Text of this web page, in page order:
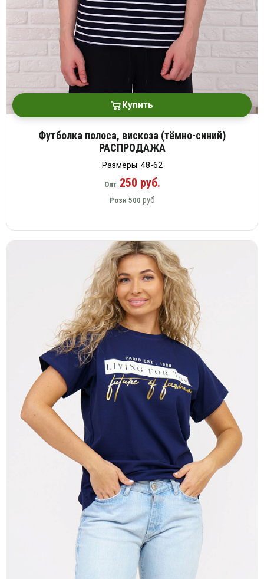
Купить
Футболка полоса, вискоза (тёмно-синий)
РАСПРОДАЖА
Размеры: 48-62
Опт250 руб.
Розн 500 руб